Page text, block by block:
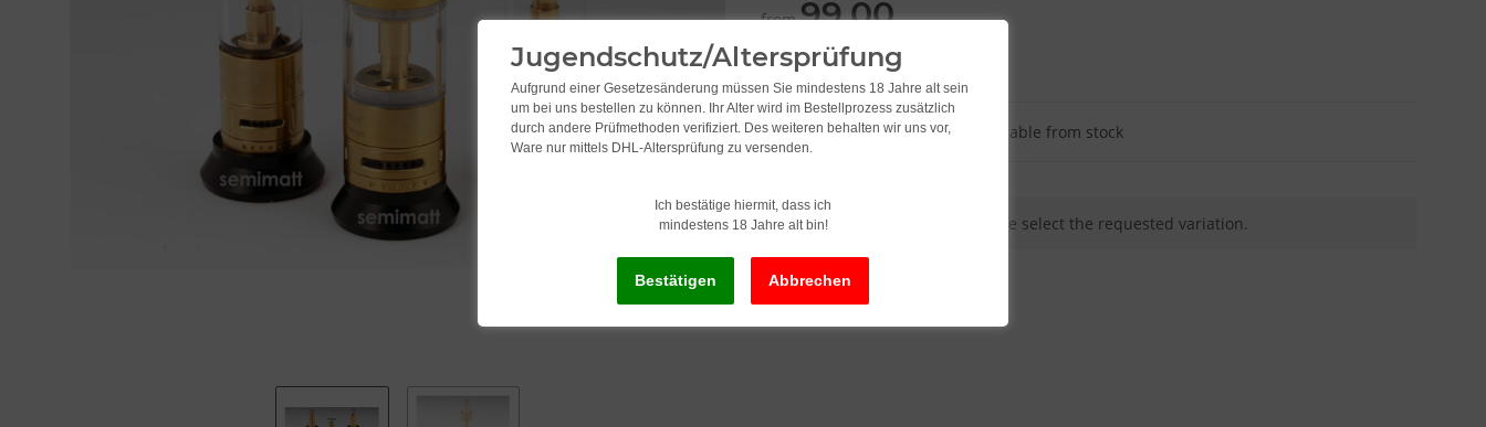
from99,00
incl. 19% VAT ,Free shipping
Delivery status: Immediately available from stock
xThis item has variations. Please select the requested variation.
Jugendschutz/Altersprüfung
Aufgrund einer Gesetzesänderung müssen Sie mindestens 18 Jahre alt sein
um bei uns bestellen zu können. Ihr Alter wird im Bestellprozess zusätzlich
durch andere Prüfmethoden verifiziert. Des weiteren behalten wir uns vor,
Ware nur mittels DHL-Altersprüfung zu versenden.
Ich bestätige hiermit, dass ich
mindestens 18 Jahre alt bin!